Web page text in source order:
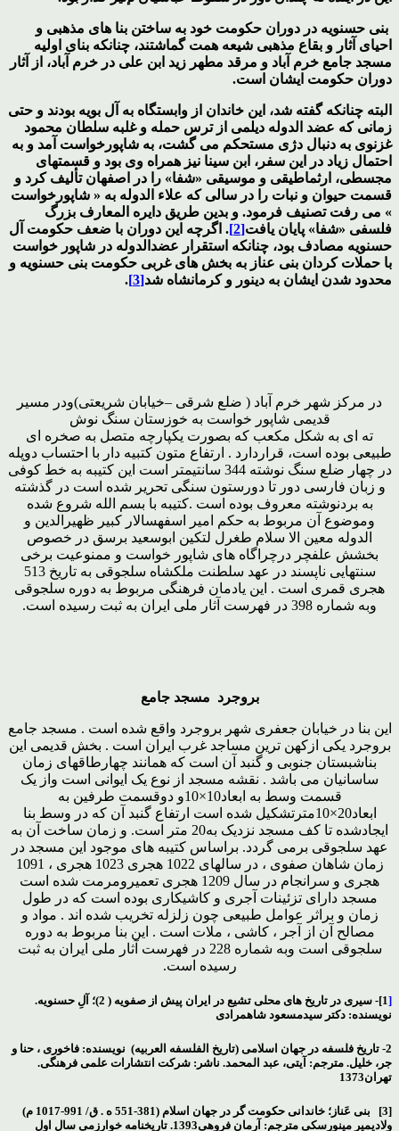
بنی حسنویه در دوران حکومت خود به ساختن بنا های مذهبی و
احیای آثار و بقاع مذهبی شیعه همت گماشتند، چنانکه بنای اولیه
مسجد جامع خرم آباد و مرقد مطهر زید ابن علی در خرم آباد، از آثار
دوران حکومت ایشان است.
البته چنانکه گفته شد، این خاندان از وابستگاه به آل بویه بودند و حتی
زمانی که عضد الدوله دیلمی از ترس حمله و غلبه سلطان محمود
غزنوی به دنبال دژی مستحکم می گشت، به شاپورخواست آمد و به
احتمال زیاد در این سفر، ابن سینا نیز همراه وی بود و قسمتهاى
مجسطى، ارثماطیقى و موسیقى «شفا» را در اصفهان تألیف کرد و
قسمت حیوان و نبات را در سالى که علاء الدوله به « شاپورخواست
» مى رفت تصنیف فرمود. و بدین طریق دایره المعارف بزرگ
فلسفى «شفا» پایان یافت[2]
. اگرچه این دوران با ضعف حکومت آل
حسنویه مصادف بود، چنانکه استقرار عضدالدوله در شاپور خواست
با حملات کردان بنی عناز به بخش های غربی حکومت بنی حسنویه و
محدود شدن ایشان به دینور و کرمانشاه شد[3]
.
در مرکز شهر خرم آباد ( ضلع شرقی –خیابان شریعتی)ودر مسیر
قدیمی شاپور خواست به خوزستان سنگ نوش
ته ای به شکل مکعب که بصورت یکپارچه متصل به صخره ای
طبیعی بوده است، قراردارد . ارتفاع متون کتبیه دار با احتساب دوپله
در چهار ضلع سنگ نوشته 344 سانتیمتر است این کتیبه به خط کوفی
و زبان فارسی دور تا دورستون سنگی تحریر شده است در گذشته
به بردنوشته معروف بوده است .کتیبه با بسم الله شروع شده
وموضوع آن مربوط به حکم امیر اسفهسالار کبیر ظهیرالدین و
الدوله معین الا سلام طغرل لتکین ابوسعید برسق در خصوص
بخشش علفچر درچراگاه های شاپور خواست و ممنوعیت برخی
سنتهایی ناپسند در عهد سلطنت ملکشاه سلجوقی به تاریخ 513
هجری قمری است . این یادمان فرهنگی مربوط به دوره سلجوقی
وبه شماره 398 در فهرست آثار ملی ایران به ثبت رسیده است.
بروجرد مسجد جامع
این بنا در خیابان جعفری شهر بروجرد واقع شده است . مسجد جامع
بروجرد یکی ازکهن ترین مساجد غرب ایران است . بخش قدیمی این
بناشبستان جنوبی و گنبد آن است که همانند چهارطاقهای زمان
ساسانیان می باشد . نقشه مسجد از نوع یک ایوانی است واز یک
قسمت وسط به ابعاد10×10و دوقسمت طرفین به
ابعاد20×10مترتشکیل شده است ارتفاع گنبد آن که در وسط بنا
ایجادشده تا کف مسجد نزدیک به20 متر است. و زمان ساخت آن به
عهد سلجوقی برمی گردد. براساس کتیبه های موجود این مسجد در
زمان شاهان صفوی ، در سالهای 1022 هجری 1023 هجری ، 1091
هجری و سرانجام در سال 1209 هجری تعمیرومرمت شده است
مسجد دارای تزئینات آجری و کاشیکاری بوده است که در طول
زمان و براثر عوامل طبیعی چون زلزله تخریب شده اند . مواد و
مصالح آن از آجر ، کاشی ، ملات است . این بنا مربوط به دوره
سلجوقی است وبه شماره 228 در فهرست آثار ملی ایران به ثبت
رسیده است.
[
1]- سیری در تاریخ های محلی تشیع در ایران پیش از صفویه ( 2)؛ آلِ حسنویه.
نویسنده: دکتر سیدمسعود شاهمرادی
2- تاریخ فلسفه در جهان اسلامی (تاریخ الفلسفه العربیه) نویسنده: فاخوری ، حنا و
جر، خلیل. مترجم: آیتی، عبد المحمد. ناشر: شرکت انتشارات علمی فرهنگی.
تهران1373
[3] بنی عَناز؛ خاندانی حکومت گر در جهان اسلام (381-551 ه . ق/ 991-1017 م)
ولادیمیر مینورسکی مترجم: آرمان فروهی1393. تاریخنامه خوارزمی سال اول